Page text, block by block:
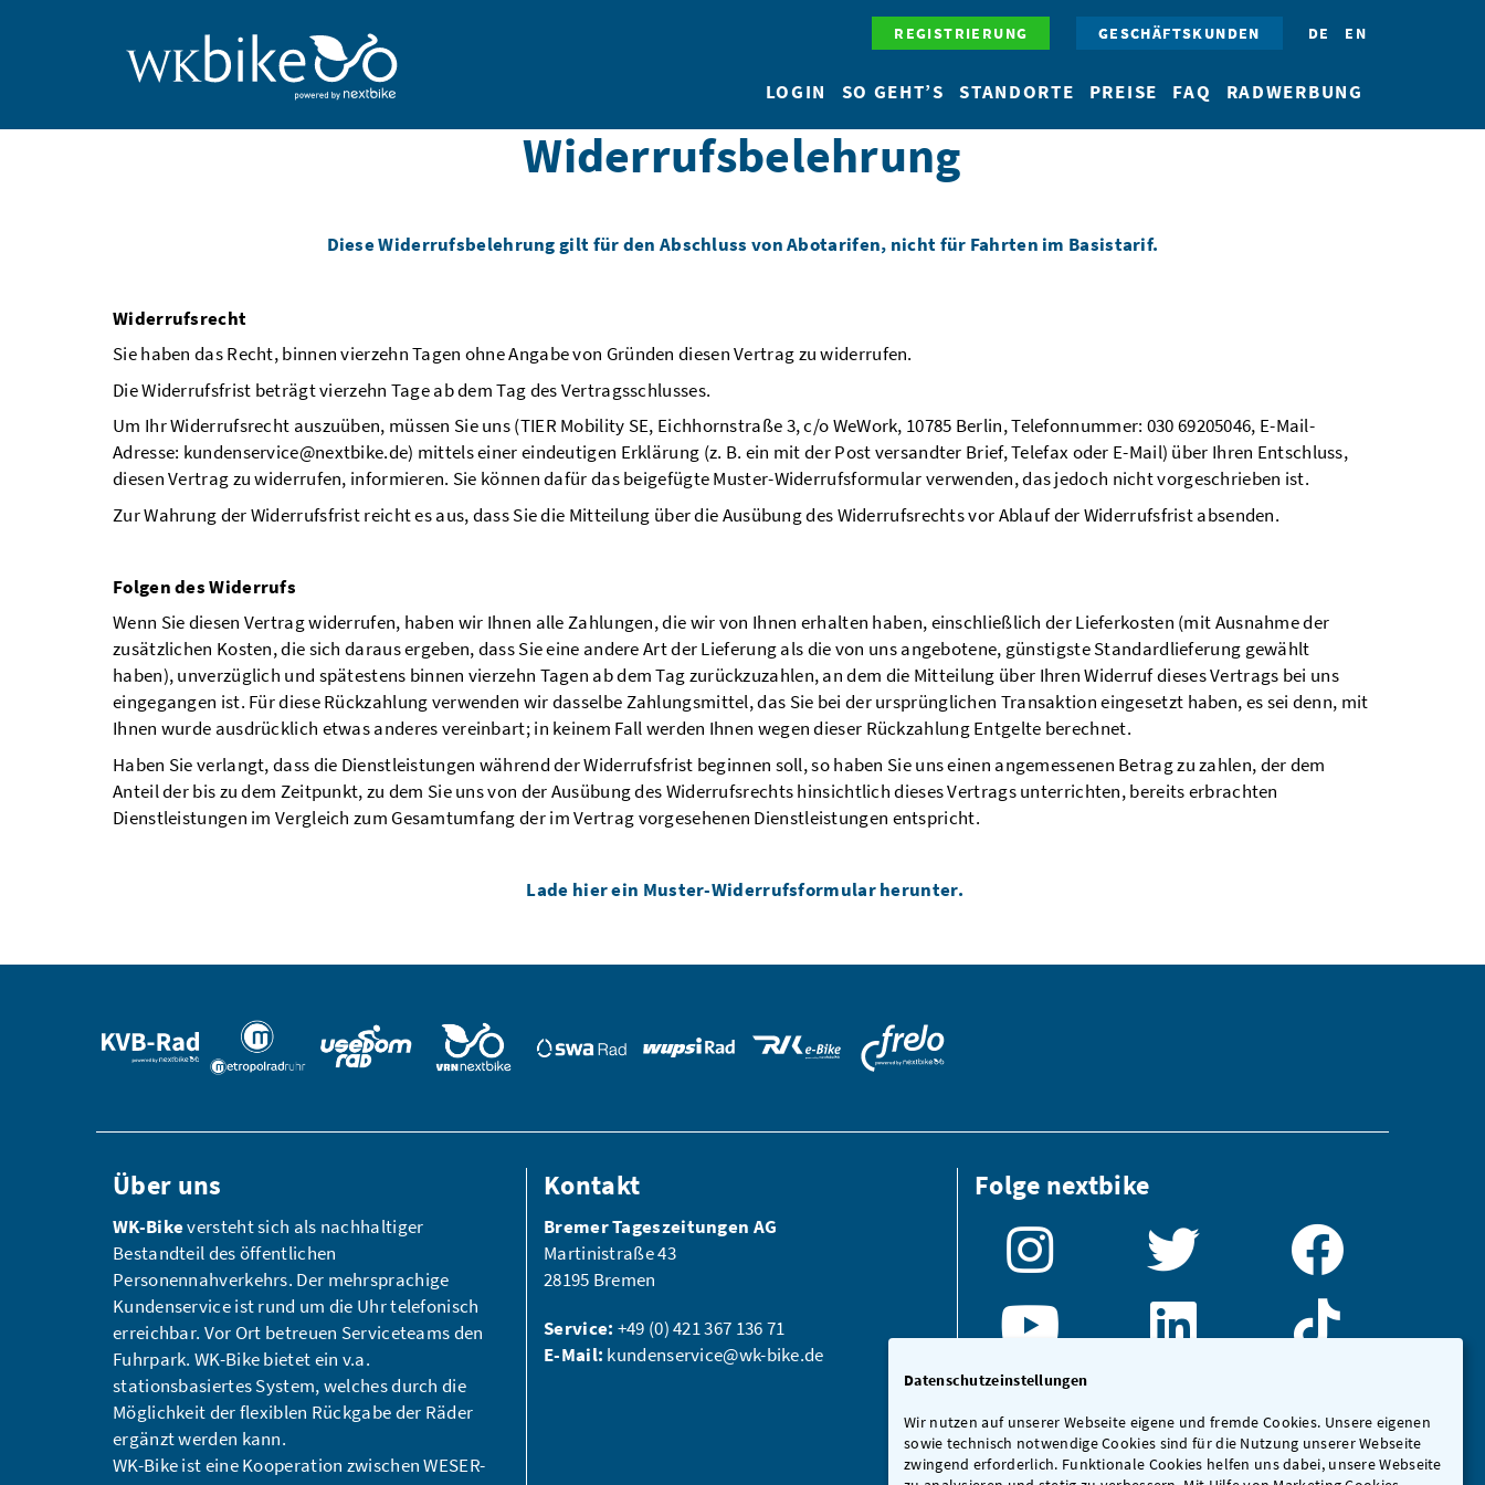
REGISTRIERUNG GESCHÄFTSKUNDEN DE EN
LOGIN SO GEHT’S STANDORTE PREISE FAQ RADWERBUNG
Widerrufsbelehrung
Diese Widerrufsbelehrung gilt für den Abschluss von Abotarifen, nicht für Fahrten im Basistarif.
Widerrufsrecht
Sie haben das Recht, binnen vierzehn Tagen ohne Angabe von Gründen diesen Vertrag zu widerrufen.
Die Widerrufsfrist beträgt vierzehn Tage ab dem Tag des Vertragsschlusses.
Um Ihr Widerrufsrecht auszuüben, müssen Sie uns (TIER Mobility SE, Eichhornstraße 3, c/o WeWork, 10785 Berlin, Telefonnummer: 030 69205046, E-Mail-
Adresse: kundenservice@nextbike.de) mittels einer eindeutigen Erklärung (z. B. ein mit der Post versandter Brief, Telefax oder E-Mail) über Ihren Entschluss,
diesen Vertrag zu widerrufen, informieren. Sie können dafür das beigefügte Muster-Widerrufsformular verwenden, das jedoch nicht vorgeschrieben ist.
Zur Wahrung der Widerrufsfrist reicht es aus, dass Sie die Mitteilung über die Ausübung des Widerrufsrechts vor Ablauf der Widerrufsfrist absenden.
Folgen des Widerrufs
Wenn Sie diesen Vertrag widerrufen, haben wir Ihnen alle Zahlungen, die wir von Ihnen erhalten haben, einschließlich der Lieferkosten (mit Ausnahme der
zusätzlichen Kosten, die sich daraus ergeben, dass Sie eine andere Art der Lieferung als die von uns angebotene, günstigste Standardlieferung gewählt
haben), unverzüglich und spätestens binnen vierzehn Tagen ab dem Tag zurückzuzahlen, an dem die Mitteilung über Ihren Widerruf dieses Vertrags bei uns
eingegangen ist. Für diese Rückzahlung verwenden wir dasselbe Zahlungsmittel, das Sie bei der ursprünglichen Transaktion eingesetzt haben, es sei denn, mit
Ihnen wurde ausdrücklich etwas anderes vereinbart; in keinem Fall werden Ihnen wegen dieser Rückzahlung Entgelte berechnet.
Haben Sie verlangt, dass die Dienstleistungen während der Widerrufsfrist beginnen soll, so haben Sie uns einen angemessenen Betrag zu zahlen, der dem
Anteil der bis zu dem Zeitpunkt, zu dem Sie uns von der Ausübung des Widerrufsrechts hinsichtlich dieses Vertrags unterrichten, bereits erbrachten
Dienstleistungen im Vergleich zum Gesamtumfang der im Vertrag vorgesehenen Dienstleistungen entspricht.
Lade hier ein Muster-Widerrufsformular herunter.
Über uns
WK-Bikeversteht sich als nachhaltiger
Bestandteil des öffentlichen
Personennahverkehrs. Der mehrsprachige
Kundenservice ist rund um die Uhr telefonisch
erreichbar. Vor Ort betreuen Serviceteams den
Fuhrpark. WK-Bike bietet ein v.a.
stationsbasiertes System, welches durch die
Möglichkeit der flexiblen Rückgabe der Räder
ergänzt werden kann.
WK-Bike ist eine Kooperation zwischen WESER-
Kontakt
Bremer Tageszeitungen AG
Martinistraße 43
28195 Bremen
Service: +49 (0) 421 367 136 71
E-Mail: kundenservice@wk-bike.de
Folge nextbike
Datenschutzeinstellungen
Wir nutzen auf unserer Webseite eigene und fremde Cookies. Unsere eigenen
sowie technisch notwendige Cookies sind für die Nutzung unserer Webseite
zwingend erforderlich. Funktionale Cookies helfen uns dabei, unsere Webseite